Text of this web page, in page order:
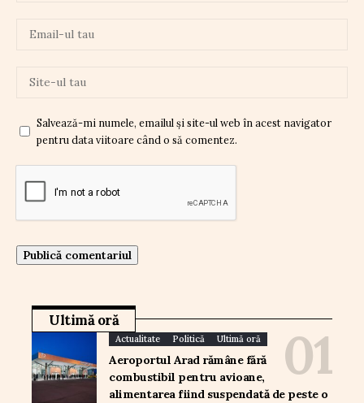
Salvează-mi numele, emailul și site-ul web în acest navigator
pentru data viitoare când o să comentez.
Ultimă oră
Actualitate Politică Ultimă oră
Aeroportul Arad rămâne fără
combustibil pentru avioane,
alimentarea fiind suspendată de peste o